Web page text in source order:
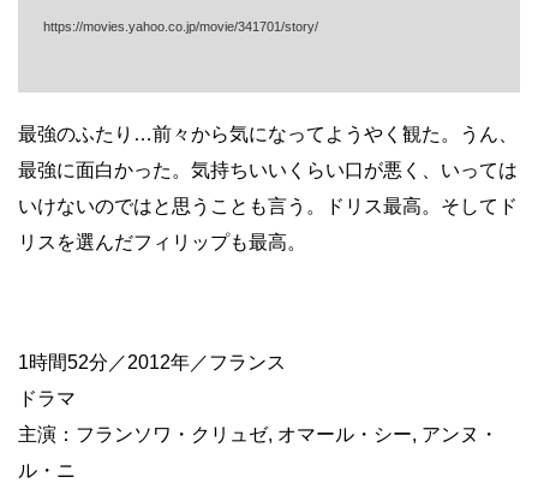
https://movies.yahoo.co.jp/movie/341701/story/
最強のふたり…前々から気になってようやく観た。うん、
最強に面白かった。気持ちいいくらい口が悪く、いっては
いけないのではと思うことも言う。ドリス最高。そしてド
リスを選んだフィリップも最高。
1時間52分／2012年／フランス
ドラマ
主演：フランソワ・クリュゼ, オマール・シー, アンヌ・
ル・ニ